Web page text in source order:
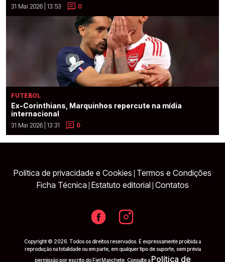
31 Mai 2026 | 13:53 0
FUTEBOL
Ex-Corinthians, Marquinhos repercute na mídia
internacional
31 Mai 2026 | 13:31 0
Política de privacidade e Cookies Termos e Condições
Ficha Técnica Estatuto editorial Contatos
Copyright © 2026. Todos os direitos reservados. É expressamente proibida a
reprodução na totalidade ou em parte, em qualquer tipo de suporte, sem prévia
permissão por escrito do Fiel Manchete. Consulte a Política de